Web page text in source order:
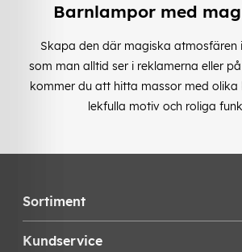
Barnlampor med
Skapa den där magiska atmosfären
som man alltid ser i reklamerna eller
kommer du att hitta massor med
lekfulla motiv och roliga
Sortiment
Kundservice